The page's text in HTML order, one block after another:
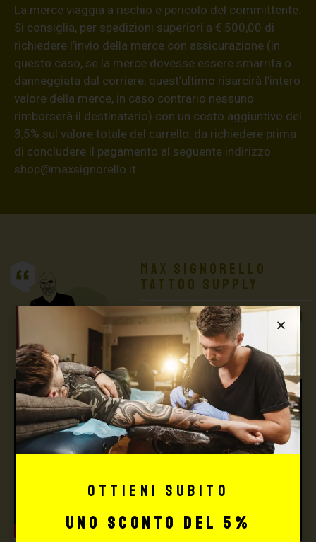
La merce viaggia a rischio e pericolo del committente.
Si consiglia, per spedizioni superiori a € 500,00 di
richiedere l’invio della merce con assicurazione (in
questo caso, se la merce dovesse essere smarrita o
danneggiata dal corriere, quest’ultimo risarcirà l’intero
valore della merce, in caso contrario nessuno
rimborserà il destinatario) con un costo aggiuntivo del
3,5% sul valore totale del carrello, da richiedere prima
di concludere il pagamento al seguente indirizzo:
shop@maxsignorello.it
Max Signorello
Tattoo Supply
TUTTO PER IL TUO
TATTOO STUDIO
Ottieni subito
uno sconto del 5%